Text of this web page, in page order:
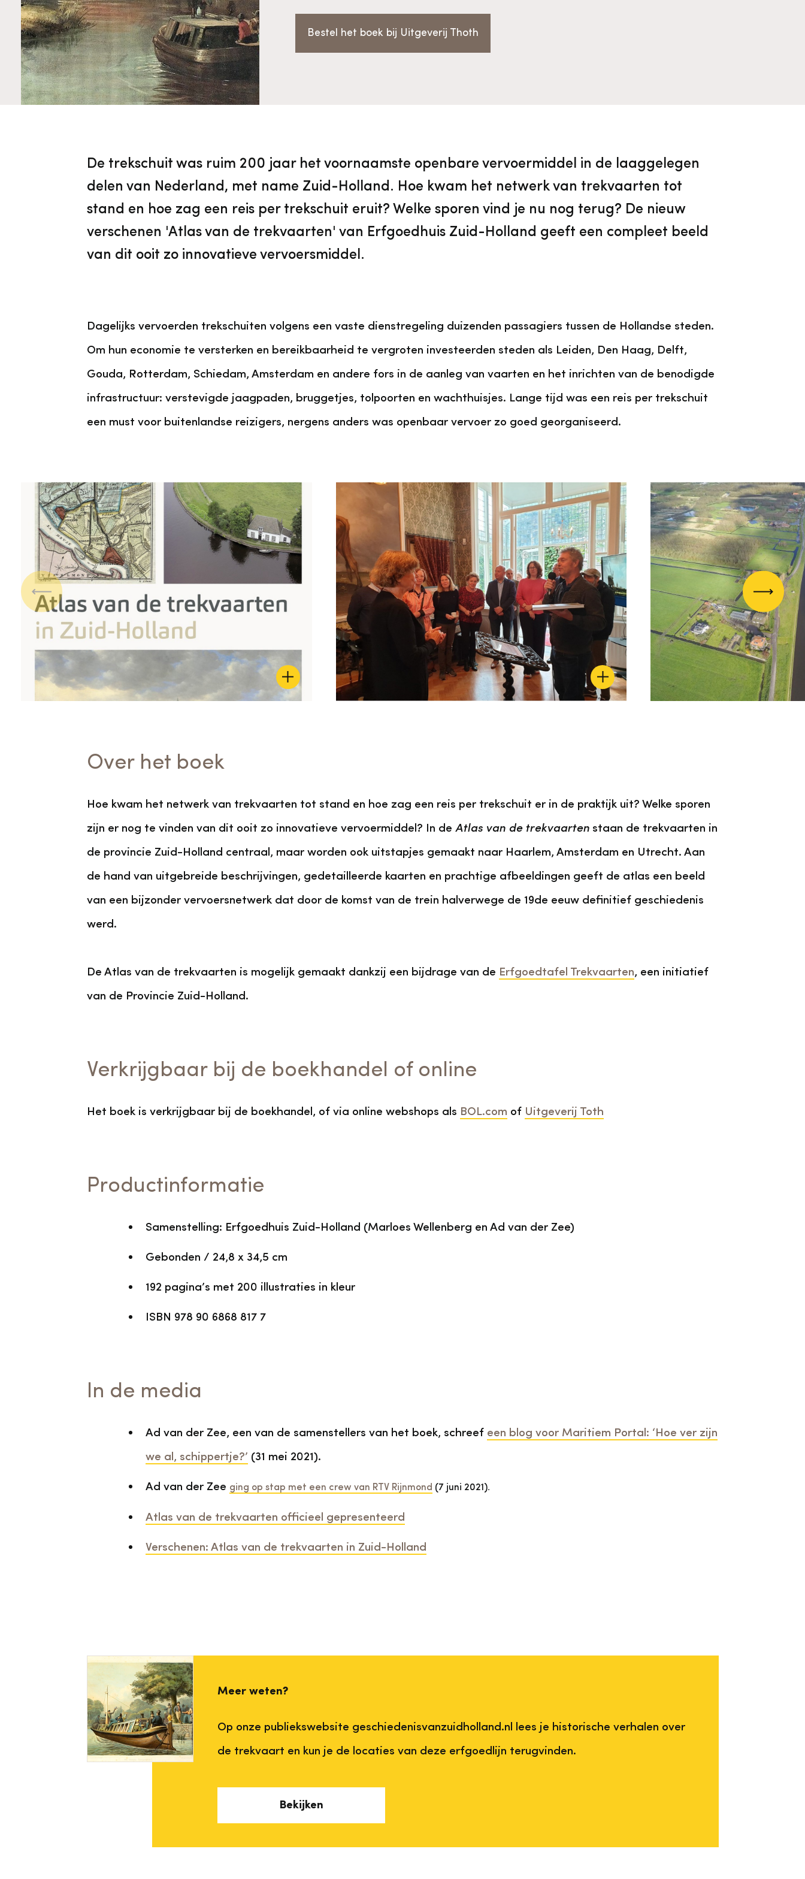
Downloads en nieuwsbrieven
Nieuwsbrieven Veelgestelde vragen
Digitale toegankelijkheid
Cultureel Erfgoed
vrijwilligers
Diensten Aanvraagformulier
Organisatie Onze medewerkers
Bestel het boek bij Uitgeverij Thoth
De trekschuit was ruim 200 jaar het voornaamste openbare vervoermiddel in de laaggelegen
delen van Nederland, met name Zuid-Holland. Hoe kwam het netwerk van trekvaarten tot
stand en hoe zag een reis per trekschuit eruit? Welke sporen vind je nu nog terug? De nieuw
verschenen 'Atlas van de trekvaarten' van Erfgoedhuis Zuid-Holland geeft een compleet beeld
van dit ooit zo innovatieve vervoersmiddel.
Dagelijks vervoerden trekschuiten volgens een vaste dienstregeling duizenden passagiers tussen de Hollandse steden.
Om hun economie te versterken en bereikbaarheid te vergroten investeerden steden als Leiden, Den Haag, Delft,
Gouda, Rotterdam, Schiedam, Amsterdam en andere fors in de aanleg van vaarten en het inrichten van de benodigde
infrastructuur: verstevigde jaagpaden, bruggetjes, tolpoorten en wachthuisjes. Lange tijd was een reis per trekschuit
een must voor buitenlandse reizigers, nergens anders was openbaar vervoer zo goed georganiseerd.
Vorige
Over het boek
Hoe kwam het netwerk van trekvaarten tot stand en hoe zag een reis per trekschuit er in de praktijk uit? Welke sporen
zijn er nog te vinden van dit ooit zo innovatieve vervoermiddel? In de Atlas van de trekvaartenstaan de trekvaarten in
de provincie Zuid-Holland centraal, maar worden ook uitstapjes gemaakt naar Haarlem, Amsterdam en Utrecht. Aan
de hand van uitgebreide beschrijvingen, gedetailleerde kaarten en prachtige afbeeldingen geeft de atlas een beeld
van een bijzonder vervoersnetwerk dat door de komst van de trein halverwege de 19de eeuw definitief geschiedenis
werd.
De Atlas van de trekvaarten is mogelijk gemaakt dankzij een bijdrage van de Erfgoedtafel Trekvaarten, een initiatief
van de Provincie Zuid-Holland.
Verkrijgbaar bij de boekhandel of online
Het boek is verkrijgbaar bij de boekhandel, of via online webshops als BOL.com of Uitgeverij Toth
Productinformatie
Samenstelling: Erfgoedhuis Zuid-Holland (Marloes Wellenberg en Ad van der Zee)
Gebonden / 24,8 x 34,5 cm
192 pagina’s met 200 illustraties in kleur
ISBN 978 90 6868 817 7
In de media
Ad van der Zee, een van de samenstellers van het boek, schreef een blog voor Maritiem Portal: ‘Hoe ver zijn
we al, schippertje?’ (31 mei 2021).
Ad van der Zee ging op stap met een crew van RTV Rijnmond (7 juni 2021).
Atlas van de trekvaarten officieel gepresenteerd
Verschenen: Atlas van de trekvaarten in Zuid-Holland
Meer weten?
Op onze publiekswebsite geschiedenisvanzuidholland.nl lees je historische verhalen over
de trekvaart en kun je de locaties van deze erfgoedlijn terugvinden.
Bekijken